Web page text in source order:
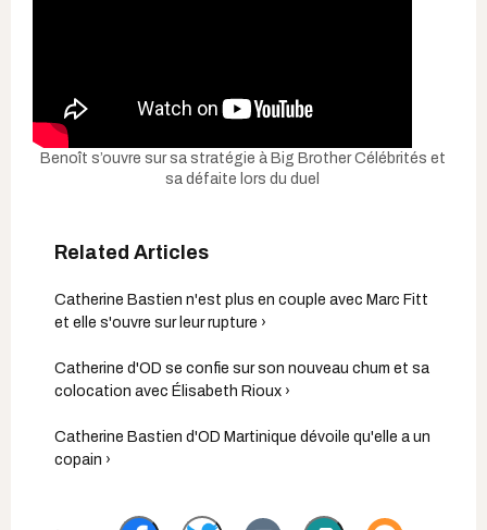
Benoît s’ouvre sur sa stratégie à Big Brother Célébrités et
sa défaite lors du duel
Catherine Bastien n'est plus en couple avec Marc Fitt
et elle s'ouvre sur leur rupture ›
Catherine d'OD se confie sur son nouveau chum et sa
colocation avec Élisabeth Rioux ›
Catherine Bastien d'OD Martinique dévoile qu'elle a un
copain ›